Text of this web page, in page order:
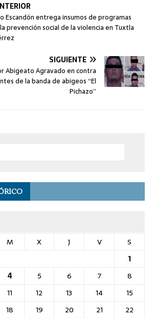
Escandón entrega insumos de programas
prevención social de la violencia en Tuxtla
SIGUIENTE
Abigeato Agravado en contra
de la banda de abigeos “El
Pichazo”
M X J V
S
1
4 5 6 7
8
11 12 13 14
15
18 19 20 21
22